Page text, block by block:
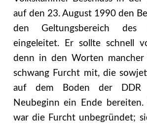
auf den 23. August 1990 den
den Geltungsbereich des
eingeleitet. Er sollte schnell
denn in den Worten
schwang Furcht mit, die
auf dem Boden der DDR
Neubeginn ein Ende bereiten.
war die Furcht unbegründet;